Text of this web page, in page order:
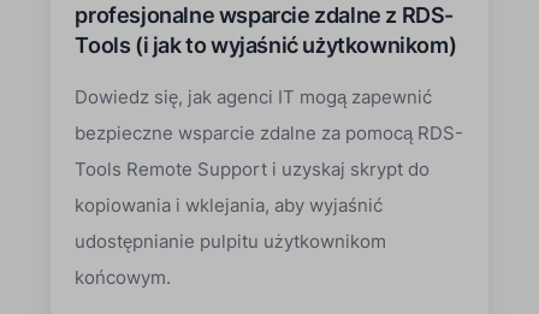
profesjonalne wsparcie zdalne z RDS-
Tools (i jak to wyjaśnić użytkownikom)
Dowiedz się, jak agenci IT mogą zapewnić
bezpieczne wsparcie zdalne za pomocą RDS-
Tools Remote Support i uzyskaj skrypt do
kopiowania i wklejania, aby wyjaśnić
udostępnianie pulpitu użytkownikom
końcowym.